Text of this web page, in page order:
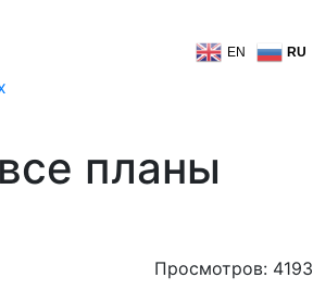
EN RU
планы
Просмотров: 4193